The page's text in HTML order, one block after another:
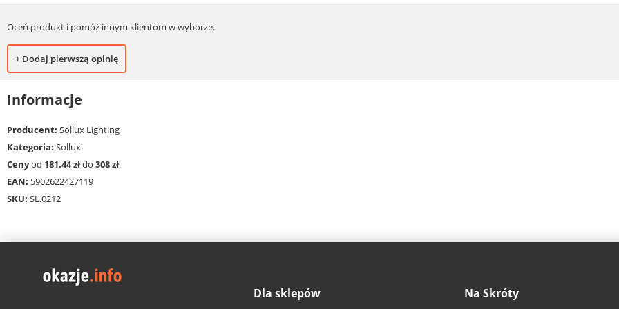
Oceń produkt i pomóż innym klientom w wyborze.
+ Dodaj pierwszą opinię
Informacje
Producent: Sollux Lighting
Kategoria: Sollux
Cenyod 181.44 złdo 308 zł
EAN: 5902622427119
SKU: SL.0212
Dla sklepów Na Skróty